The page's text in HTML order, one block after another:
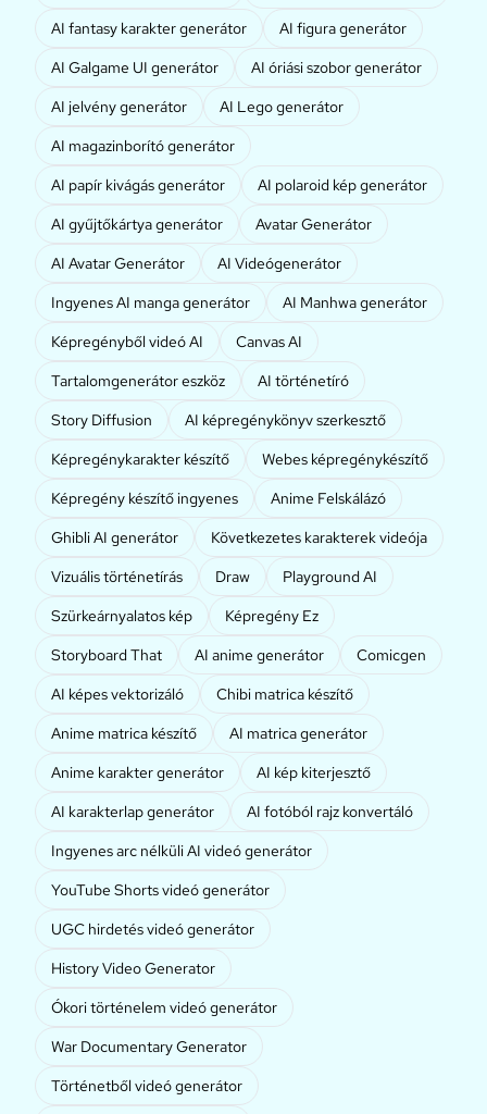
AI fantasy karakter generátor
AI figura generátor
AI Galgame UI generátor
AI óriási szobor generátor
AI jelvény generátor
AI Lego generátor
AI magazinborító generátor
AI papír kivágás generátor
AI polaroid kép generátor
AI gyűjtőkártya generátor
Avatar Generátor
AI Avatar Generátor
AI Videógenerátor
Ingyenes AI manga generátor
AI Manhwa generátor
Képregényből videó AI
Canvas AI
Tartalomgenerátor eszköz
AI történetíró
Story Diffusion
AI képregénykönyv szerkesztő
Képregénykarakter készítő
Webes képregénykészítő
Képregény készítő ingyenes
Anime Felskálázó
Ghibli AI generátor
Következetes karakterek videója
Vizuális történetírás
Draw
Playground AI
Szürkeárnyalatos kép
Képregény Ez
Storyboard That
AI anime generátor
Comicgen
AI képes vektorizáló
Chibi matrica készítő
Anime matrica készítő
AI matrica generátor
Anime karakter generátor
AI kép kiterjesztő
AI karakterlap generátor
AI fotóból rajz konvertáló
Ingyenes arc nélküli AI videó generátor
YouTube Shorts videó generátor
UGC hirdetés videó generátor
History Video Generator
Ókori történelem videó generátor
War Documentary Generator
Történetből videó generátor